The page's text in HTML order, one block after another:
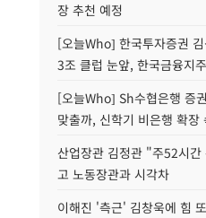
장 추천 예정
[오늘Who] 한국투자증권
3조 클럽 눈앞, 한국금융지
[오늘Who] Sh수협은행 증
맞출까, 신학기 비은행 확장
산업장관 김정관 "주52시
고 노동장관과 시각차
이해진 '측근' 김창욱에 힘